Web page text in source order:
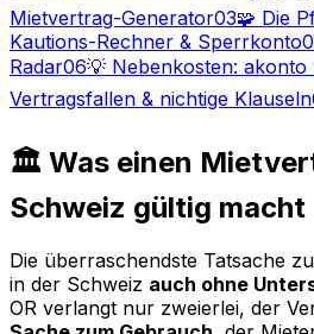
Mietvertrag-Generator03🧩 Die
Kautions-Rechner & Sperrkonto
Radar06💡 Nebenkosten: akonto
Vertragsfallen & nichtige Klauseln
🏛️ Was einen
Schweiz gültig macht
Die überraschendste Tatsache
in der Schweiz auch ohne
OR verlangt nur zweierlei, der